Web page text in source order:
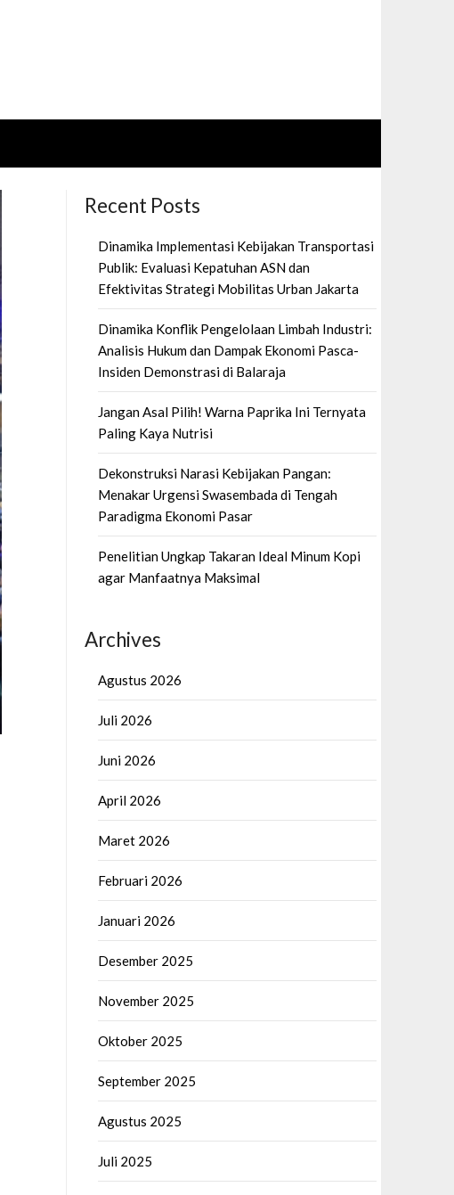
Recent Posts
Dinamika Implementasi Kebijakan Transportasi
Publik: Evaluasi Kepatuhan ASN dan
Efektivitas Strategi Mobilitas Urban Jakarta
Dinamika Konflik Pengelolaan Limbah Industri:
Analisis Hukum dan Dampak Ekonomi Pasca-
Insiden Demonstrasi di Balaraja
Jangan Asal Pilih! Warna Paprika Ini Ternyata
Paling Kaya Nutrisi
Dekonstruksi Narasi Kebijakan Pangan:
Menakar Urgensi Swasembada di Tengah
Paradigma Ekonomi Pasar
Penelitian Ungkap Takaran Ideal Minum Kopi
agar Manfaatnya Maksimal
Archives
Agustus 2026
Juli 2026
Juni 2026
April 2026
Maret 2026
Februari 2026
Januari 2026
Desember 2025
November 2025
Oktober 2025
September 2025
Agustus 2025
Juli 2025